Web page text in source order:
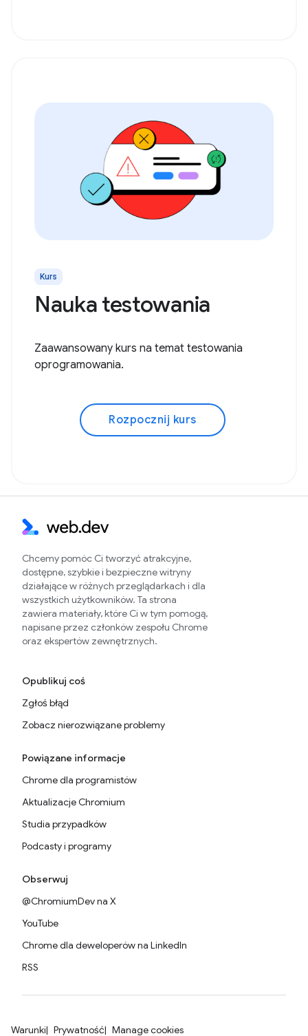
Kurs
Nauka testowania
Zaawansowany kurs na temat testowania
oprogramowania.
Rozpocznij kurs
Chcemy pomóc Ci tworzyć atrakcyjne,
dostępne, szybkie i bezpieczne witryny
działające w różnych przeglądarkach i dla
wszystkich użytkowników. Ta strona
zawiera materiały, które Ci w tym pomogą,
napisane przez członków zespołu Chrome
oraz ekspertów zewnętrznych.
Opublikuj coś
Zgłoś błąd
Zobacz nierozwiązane problemy
Powiązane informacje
Chrome dla programistów
Aktualizacje Chromium
Studia przypadków
Podcasty i programy
Obserwuj
@ChromiumDev na X
YouTube
Chrome dla deweloperów na LinkedIn
RSS
Warunki Prywatność Manage cookies